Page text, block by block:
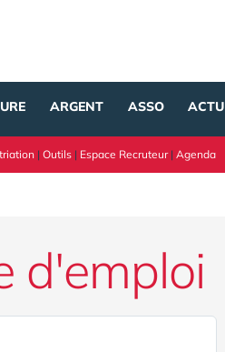
ARGENT ASSO ACTU
| Outils | Espace Recruteur| Agenda
d'emploi